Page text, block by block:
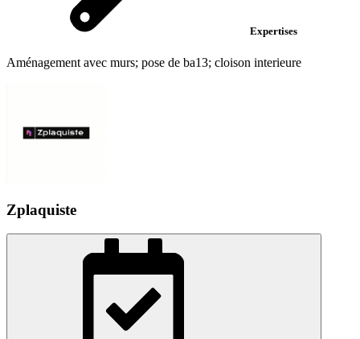
Expertises
Aménagement avec murs; pose de ba13; cloison interieure
Zplaquiste